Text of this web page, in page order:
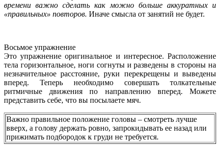
времени важно сделать как можно больше аккуратных и
«правильных» повторов. Иначе смысла от занятий не будет.
Восьмое упражнение
Это упражнение оригинальное и интересное. Расположение
тела горизонтальное, ноги согнуты и разведены в стороны на
незначительное расстояние, руки перекрещены и выведены
вперед. Теперь необходимо совершать толкательные
ритмичные движения по направлению вперед. Можете
представить себе, что вы посылаете мяч.
Важно правильное положение головы – смотреть лучше
вверх, а голову держать ровно, запрокидывать ее назад или
прижимать подбородок к груди не требуется.